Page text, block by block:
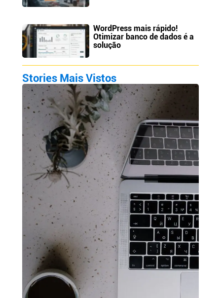
WordPress mais rápido!
Otimizar banco de dados é a
solução
Stories Mais Vistos